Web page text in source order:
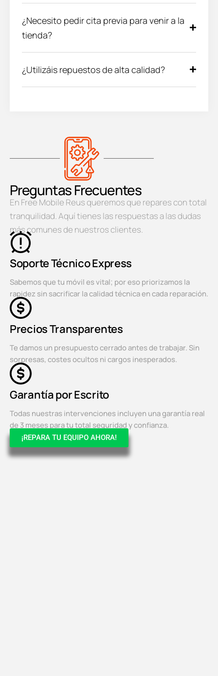
¿Necesito pedir cita previa para venir a la
tienda?
¿Utilizáis repuestos de alta calidad?
Preguntas Frecuentes
En Free Mobile Reus queremos que repares con total
tranquilidad. Aquí tienes las respuestas a las dudas
más comunes de nuestros clientes.
Soporte Técnico Express
Sabemos que tu móvil es vital; por eso priorizamos la
rapidez sin sacrificar la calidad técnica en cada reparación.
Precios Transparentes
Te damos un presupuesto cerrado antes de trabajar. Sin
sorpresas, costes ocultos ni cargos inesperados.
Garantía por Escrito
Todas nuestras intervenciones incluyen una garantía real
de 3 meses para tu total seguridad y confianza.
¡REPARA TU EQUIPO AHORA!